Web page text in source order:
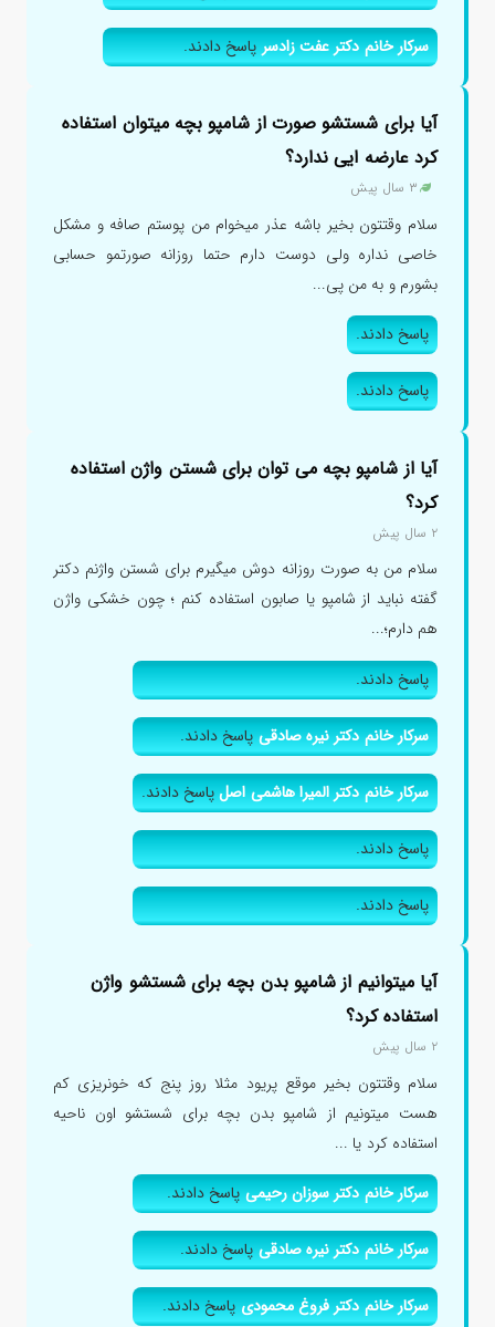
سرکار خانم دکتر عفت زادسرپاسخ دادند.
آیا برای شستشو صورت از شامپو بچه میتوان استفاده
کرد عارضه ایی ندارد؟
۳ سال پیش
سلام وقتتون بخیر باشه عذر میخوام من پوستم صافه و مشکل
خاصی نداره ولی دوست دارم حتما روزانه صورتمو حسابی
بشورم و به من پی...
پاسخ دادند.
پاسخ دادند.
آیا از شامپو بچه می توان برای شستن واژن استفاده
کرد؟
۲ سال پیش
سلام من به صورت روزانه دوش میگیرم برای شستن واژنم دکتر
گفته نباید از شامپو یا صابون استفاده کنم ؛ چون خشکی واژن
هم دارم؛...
پاسخ دادند.
سرکار خانم دکتر نیره صادقیپاسخ دادند.
سرکار خانم دکتر المیرا هاشمی اصلپاسخ دادند.
پاسخ دادند.
پاسخ دادند.
آیا میتوانیم از شامپو بدن بچه برای شستشو واژن
استفاده کرد؟
۲ سال پیش
سلام وقتتون بخیر موقع پریود مثلا روز پنج که خونریزی کم
هست میتونیم از شامپو بدن بچه برای شستشو اون ناحیه
استفاده کرد یا ...
سرکار خانم دکتر سوزان رحیمیپاسخ دادند.
سرکار خانم دکتر نیره صادقیپاسخ دادند.
سرکار خانم دکتر فروغ محمودیپاسخ دادند.